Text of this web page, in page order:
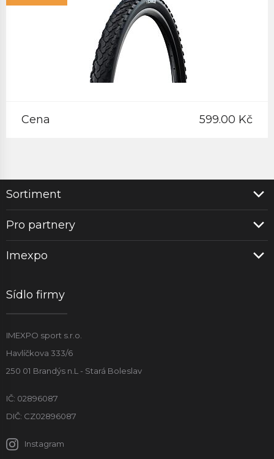
Cena 599.00 Kč
Sortiment
Pro partnery
Imexpo
Sídlo firmy
IMEXPO sport s.r.o.
Havlíčkova 333/6
250 01 Brandýs n.L - Stará Boleslav
IČ: 02896087
DIČ: CZ02896087
Instagram